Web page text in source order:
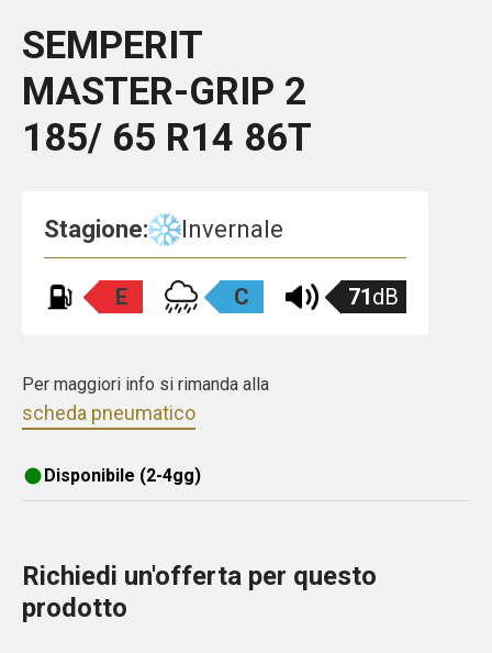
SEMPERIT
MASTER-GRIP 2
185/ 65 R14 86T
Stagione: Invernale
E C 71dB
Per maggiori info si rimanda alla
scheda pneumatico
Disponibile (2-4gg)
Richiedi un'offerta per questo
prodotto